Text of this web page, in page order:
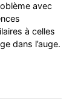
avec
à celles
dans l’auge.